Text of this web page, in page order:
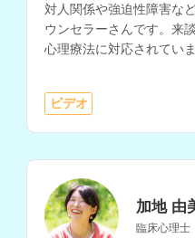
対人関係や強迫性障害な
ウンセラーさんです。来
心理療法に対応されていま
ビデオ
加地 由
臨床心理士